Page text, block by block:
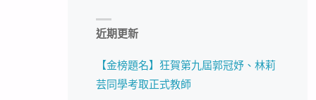
近期更新
【金榜題名】狂賀第九屆郭冠妤、林莉
芸同學考取正式教師